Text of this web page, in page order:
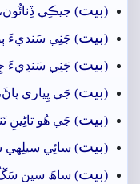
(بيت) جيڪِي
(بيت) جَنِي سَنديءَ
(بيت) جَنِي سَندِيءَ
(بيت) جَي پِياري
(بيت) جَي ھُو تاڻِينِ
(بيت) سائِي سيلِهي
(بيت) ساھَ سين سَڱُ